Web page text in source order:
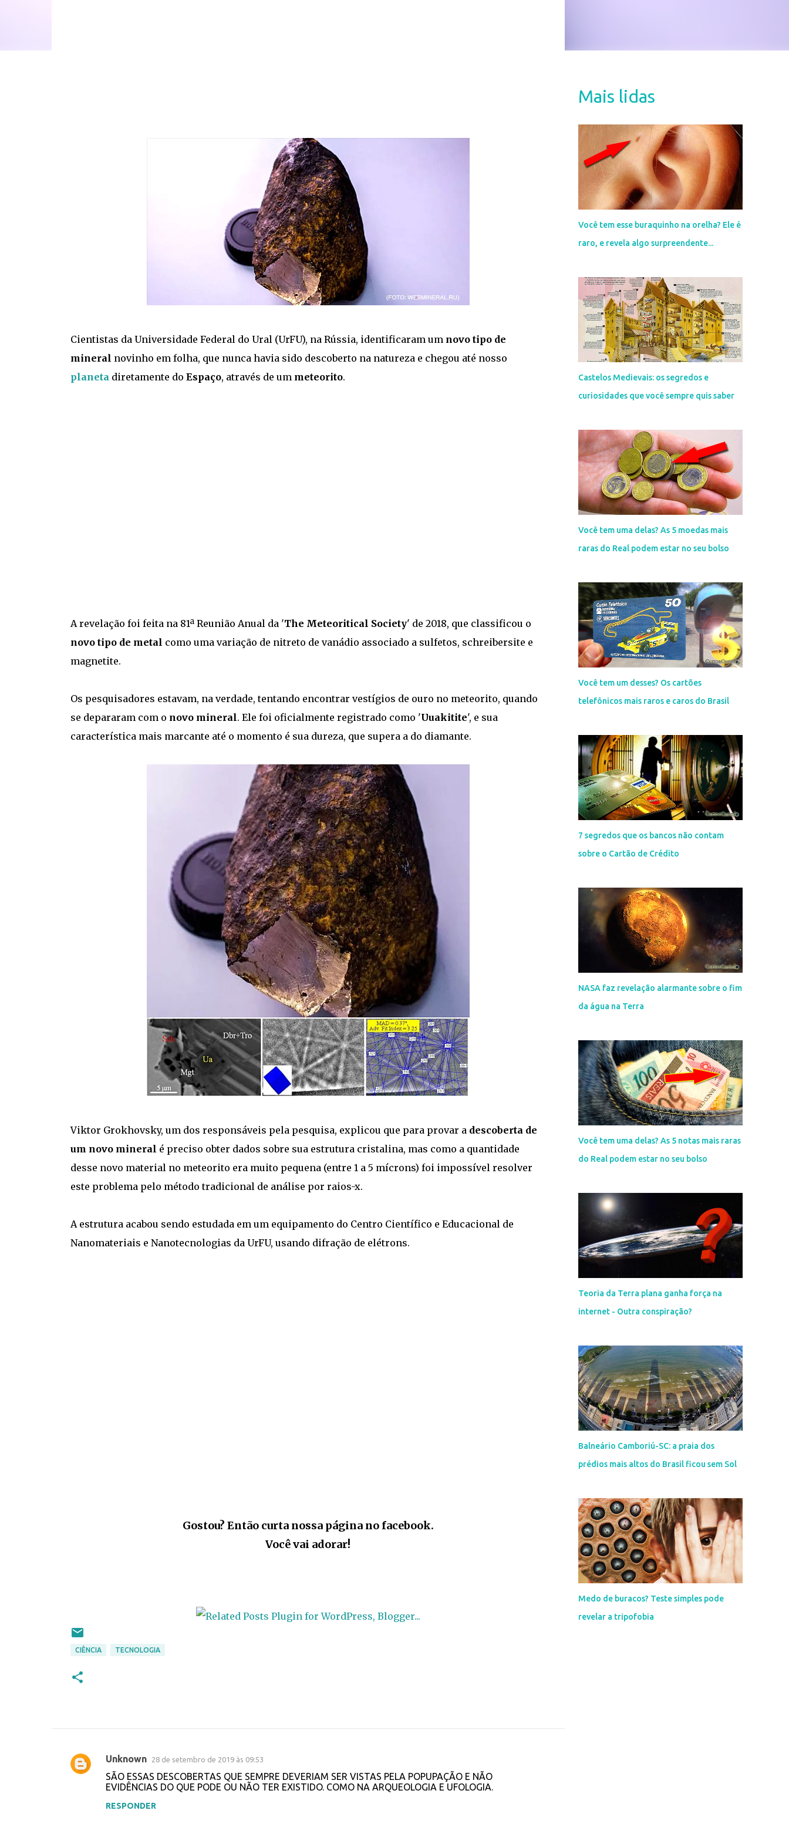
Cientistas da Universidade Federal do Ural (UrFU), na Rússia, identificaram um novo tipo de
mineral novinho em folha, que nunca havia sido descoberto na natureza e chegou até nosso
planetadiretamente do Espaço, através de um meteorito.
A revelação foi feita na 81ª Reunião Anual da 'The Meteoritical Society' de 2018, que classificou o
novo tipo de metal como uma variação de nitreto de vanádio associado a sulfetos, schreibersite e
magnetite.
Os pesquisadores estavam, na verdade, tentando encontrar vestígios de ouro no meteorito, quando
se depararam com o novo mineral. Ele foi oficialmente registrado como 'Uuakitite', e sua
característica mais marcante até o momento é sua dureza, que supera a do diamante.
Viktor Grokhovsky, um dos responsáveis pela pesquisa, explicou que para provar a descoberta de
um novo mineral é preciso obter dados sobre sua estrutura cristalina, mas como a quantidade
desse novo material no meteorito era muito pequena (entre 1 a 5 mícrons) foi impossível resolver
este problema pelo método tradicional de análise por raios-x.
A estrutura acabou sendo estudada em um equipamento do Centro Científico e Educacional de
Nanomateriais e Nanotecnologias da UrFU, usando difração de elétrons.
Gostou? Então curta nossa página no facebook.
Você vai adorar!
CIÊNCIA TECNOLOGIA
C
Unknown 28 de setembro de 2019 às 09:53
SÃO ESSAS DESCOBERTAS QUE SEMPRE DEVERIAM SER VISTAS PELA POPUPAÇÃO E NÃO
EVIDÊNCIAS DO QUE PODE OU NÃO TER EXISTIDO. COMO NA ARQUEOLOGIA E UFOLOGIA.
RESPONDER
Mais lidas
Você tem esse buraquinho na orelha? Ele é
raro, e revela algo surpreendente...
Castelos Medievais: os segredos e
curiosidades que você sempre quis saber
Você tem uma delas? As 5 moedas mais
raras do Real podem estar no seu bolso
Você tem um desses? Os cartões
telefônicos mais raros e caros do Brasil
7 segredos que os bancos não contam
sobre o Cartão de Crédito
NASA faz revelação alarmante sobre o fim
da água na Terra
Você tem uma delas? As 5 notas mais raras
do Real podem estar no seu bolso
Teoria da Terra plana ganha força na
internet - Outra conspiração?
Balneário Camboriú-SC: a praia dos
prédios mais altos do Brasil ficou sem Sol
Medo de buracos? Teste simples pode
revelar a tripofobia